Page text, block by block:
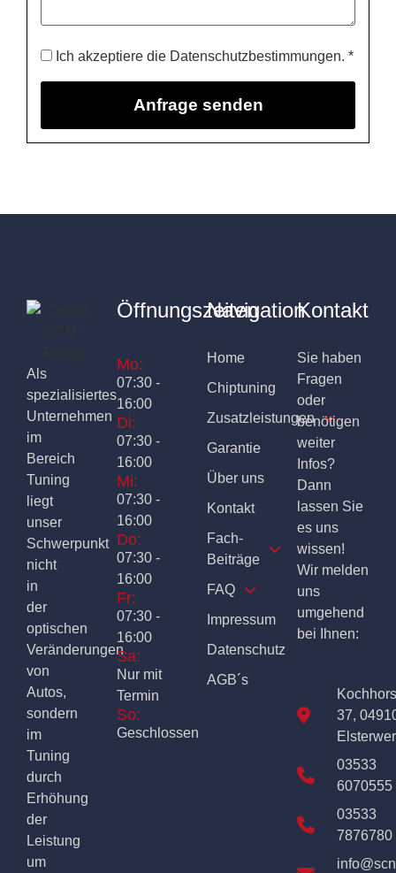
Ich akzeptiere die Datenschutzbestimmungen. *
Als
spezialisiertes
Unternehmen
im
Bereich
Tuning
liegt
unser
Schwerpunkt
nicht
in
der
optischen
Veränderungen
von
Autos,
sondern
im
Tuning
durch
Erhöhung
der
Leistung
um
Öffnungszeiten
Mo:
07:30 -
16:00
Di:
07:30 -
16:00
Mi:
07:30 -
16:00
Do:
07:30 -
16:00
Fr:
07:30 -
16:00
Sa:
Nur mit
Termin
So:
Geschlossen
Navigation
Home
Chiptuning
Zusatzleistungen
Garantie
Über uns
Kontakt
Fach-
Beiträge
FAQ
Impressum
Datenschutz
AGB´s
Kontakt
Sie haben
Fragen
oder
benötigen
weiter
Infos?
Dann
lassen Sie
es uns
wissen!
Wir melden
uns
umgehend
bei Ihnen:
37,
03533
6070555
03533
7876780